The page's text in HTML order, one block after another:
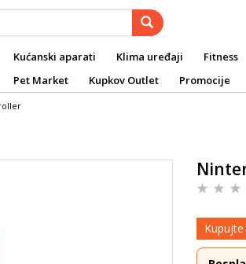
Kućanski aparati Klima uređaji Fitness
Pet Market Kupkov Outlet Promocije